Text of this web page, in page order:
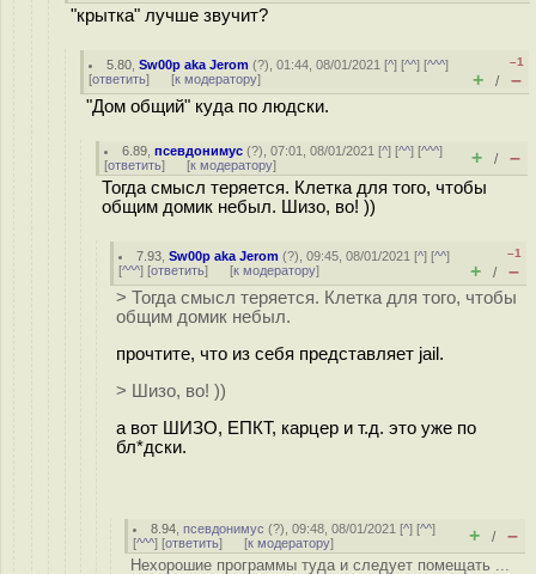
"крытка" лучше звучит?
5.80 ,Sw00p aka Jerom (?), 01:44, 08/01/2021 [^] [^^] [^^^]
[ответить] [к модератору]
–1
+ / –
"Дом общий" куда по людски.
6.89 ,псевдонимус (?), 07:01, 08/01/2021 [^] [^^] [^^^]
[ответить] [к модератору] + / –
Тогда смысл теряется. Клетка для того, чтобы
общим домик небыл. Шизо, во! ))
7.93 ,Sw00p aka Jerom (?), 09:45, 08/01/2021 [^] [^^]
[^^^] [ответить] [к модератору]
–1
+ / –
> Тогда смысл теряется. Клетка для того, чтобы
общим домик небыл.
прочтите, что из себя представляет jail.
> Шизо, во! ))
а вот ШИЗО, ЕПКТ, карцер и т.д. это уже по
бл*дски.
8.94 ,псевдонимус (?), 09:48, 08/01/2021 [^] [^^]
[^^^] [ответить] [к модератору] + / –
Нехорошие программы туда и следует помещать ...